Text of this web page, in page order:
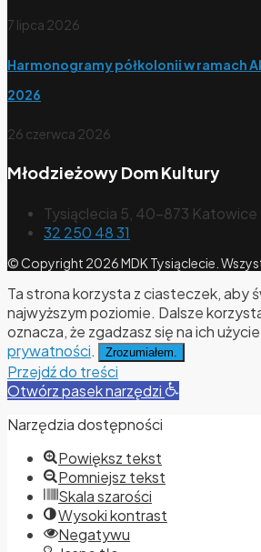
7 lipca 2026
Harmonogramy półkolonii w ramach
2026
26 czerwca 2026
Młodzieżowy Dom Kultury
Tysiąclecia 5, 40-873 Katowice
32 250 48 31
© Copyright 2026 MDK Tysiąclecie.
Ta strona korzysta z ciasteczek, aby
najwyższym poziomie. Dalsze
oznacza, że zgadzasz się na ich
prywatności. Zrozumiałem.
Przejdź do treści
Otwórz pasek narzędzi
Narzędzia dostępności
Powiększ tekst
Pomniejsz tekst
Skala szarości
Wysoki kontrast
Negatywu